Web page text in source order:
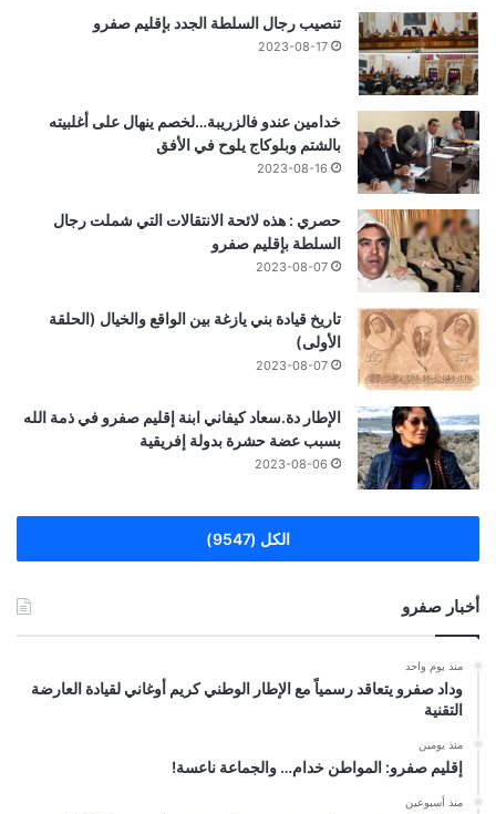
تنصيب رجال السلطة الجدد بإقليم صفرو
2023-08-17
خدامين عندو فالزريبة…لخصم ينهال على أغلبيته
بالشتم وبلوكاج يلوح في الأفق
2023-08-16
حصري : هذه لائحة الانتقالات التي شملت رجال
السلطة بإقليم صفرو
2023-08-07
تاريخ قيادة بني يازغة بين الواقع والخيال (الحلقة
الأولى)
2023-08-07
الإطار دة.سعاد كيفاني ابنة إقليم صفرو في ذمة الله
بسبب عضة حشرة بدولة إفريقية
2023-08-06
الكل (9547)
أخبار صفرو
منذ يوم واحد
وداد صفرو يتعاقد رسمياً مع الإطار الوطني كريم أوغاني لقيادة العارضة
التقنية
منذ يومين
إقليم صفرو: المواطن خدام… والجماعة ناعسة!
منذ أسبوعين